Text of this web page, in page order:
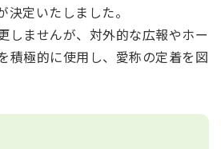
決定いたしました。
しませんが、対外的な広報やホー
積極的に使用し、愛称の定着を図